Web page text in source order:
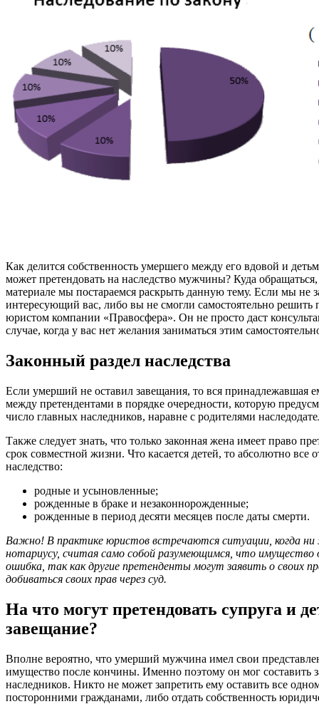
Как делится собственность умершего между его вдовой и
может претендовать на наследство мужчины? Куда
материале мы постараемся раскрыть данную тему. Если мы не
интересующий вас, либо вы не смогли самостоятельно решить
юристом компании «Правосфера». Он не просто даст
случае, когда у вас нет желания заниматься этим
Законный раздел наследства
Если умерший не оставил завещания, то вся принадлежавшая
между претендентами в порядке очередности, которую
число главных наследников, наравне с родителями
Также следует знать, что только законная жена имеет право
срок совместной жизни. Что касается детей, то абсолютно
наследство:
родные и усыновленные;
рожденные в браке и незаконнорожденные;
рожденные в период десяти месяцев после даты смерти.
Важно! В практике юристов встречаются ситуации, когда
нотариусу, считая само собой разумеющимся, что
ошибка, так как другие претенденты могут заявить о своих
добиваться своих прав через суд.
На что могут претендовать супруга и
завещание?
Вполне вероятно, что умерший мужчина имел свои
имущество после кончины. Именно поэтому он мог составить
наследников. Никто не может запретить ему оставить все
посторонними гражданами, либо отдать собственность